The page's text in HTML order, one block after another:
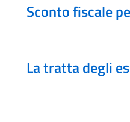
Sconto fiscale
La tratta degli